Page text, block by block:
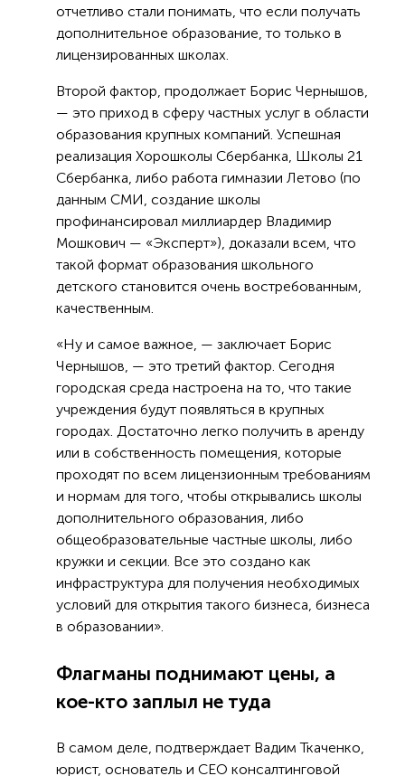
отчетливо стали понимать, что если получать
дополнительное образование, то только в
лицензированных школах.
Второй фактор, продолжает Борис Чернышов,
— это приход в сферу частных услуг в области
образования крупных компаний. Успешная
реализация Хорошколы Сбербанка, Школы 21
Сбербанка, либо работа гимназии Летово (по
данным СМИ, создание школы
профинансировал миллиардер Владимир
Мошкович — «Эксперт»), доказали всем, что
такой формат образования школьного
детского становится очень востребованным,
качественным.
«Ну и самое важное, — заключает Борис
Чернышов, — это третий фактор. Сегодня
городская среда настроена на то, что такие
учреждения будут появляться в крупных
городах. Достаточно легко получить в аренду
или в собственность помещения, которые
проходят по всем лицензионным требованиям
и нормам для того, чтобы открывались школы
дополнительного образования, либо
общеобразовательные частные школы, либо
кружки и секции. Все это создано как
инфраструктура для получения необходимых
условий для открытия такого бизнеса, бизнеса
в образовании».
Флагманы поднимают цены, а
кое-кто заплыл не туда
В самом деле, подтверждает Вадим Ткаченко,
юрист, основатель и СЕО консалтинговой